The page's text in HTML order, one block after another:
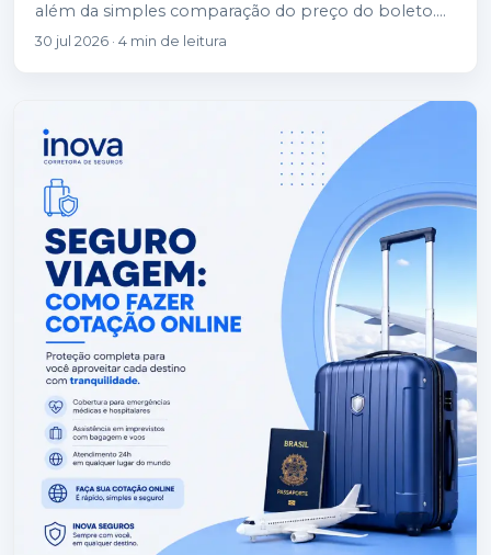
além da simples comparação do preço do boleto.
Para garantir o verdadeiro custo-benefício, é…
30 jul 2026 · 4 min de leitura